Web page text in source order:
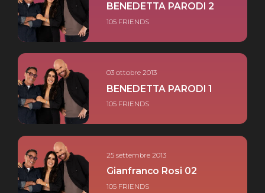
BENEDETTA PARODI 2
105 FRIENDS
03 ottobre 2013
BENEDETTA PARODI 1
105 FRIENDS
25 settembre 2013
Gianfranco Rosi 02
105 FRIENDS